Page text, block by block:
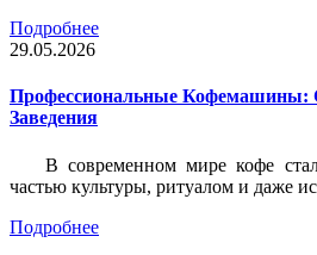
Подробнее
29.05.2026
Профессиональные Кофемашины:
Заведения
В современном мире кофе
частью культуры, ритуалом и даже
Подробнее